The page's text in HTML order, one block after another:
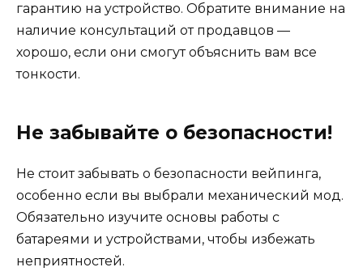
гарантию на устройство. Обратите внимание на
наличие консультаций от продавцов —
хорошо, если они смогут объяснить вам все
тонкости.
Не забывайте о безопасности!
Не стоит забывать о безопасности вейпинга,
особенно если вы выбрали механический мод.
Обязательно изучите основы работы с
батареями и устройствами, чтобы избежать
неприятностей.